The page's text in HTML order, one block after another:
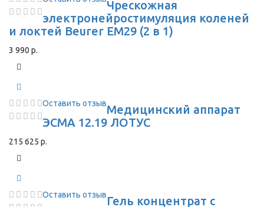
Чрескожная
электронейростимуляция коленей
и локтей Beurer EM29 (2 в 1)
3 990 р.
Оставить отзывМедицинский аппарат
ЭСМА 12.19 ЛОТУС
215 625 р.
Оставить отзывГель концентрат с